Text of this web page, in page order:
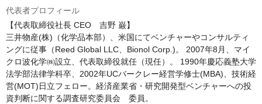
代表者プロフィール
【代表取締役社長 CEO　吉野 巌】
三井物産(株)（化学品本部）、米国にてベンチャーやコンサルティ
ングに従事（Reed Global LLC、Bionol Corp.)。 2007年8月、マイ
クロ波化学㈱設立、代表取締役就任（現任）。 1990年慶応義塾大学
法学部法律学科卒、2002年UCバークレー経営学修士(MBA)、技術経
営(MOT)日立フェロー。経済産業省・研究開発型ベンチャーへの投
資判断に関する調査研究委員会　委員。